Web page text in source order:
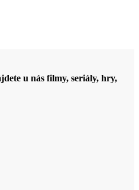
u nás filmy, seriály, hry,